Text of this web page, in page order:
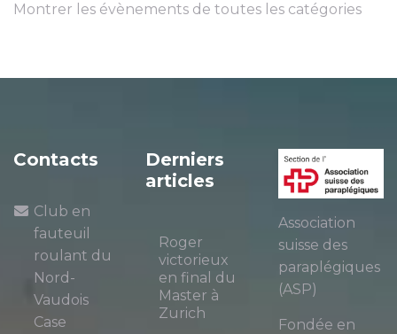
Montrer les évènements de toutes les catégories
Contacts
Club en
fauteuil
roulant du
Nord-
Vaudois
Case
Derniers
articles
Roger
victorieux
en final du
Master à
Zurich
Association
suisse des
paraplégiques
(ASP)
Fondée en